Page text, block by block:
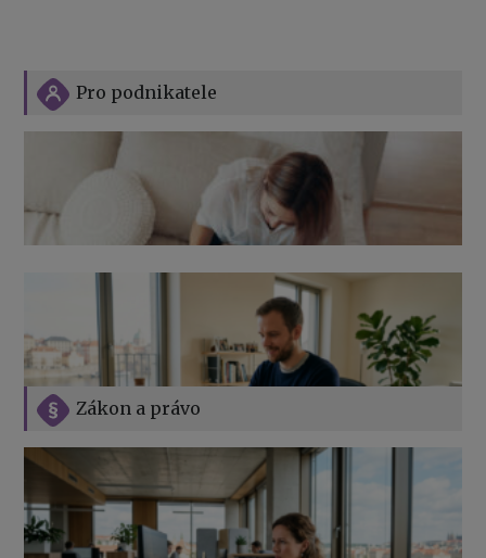
Zákon a právo
Pro podnikatele
Jak na podnikání při rodičovské dovolené
Přehledy pro OSSZ a zdravotní pojišťovny – jak na ně